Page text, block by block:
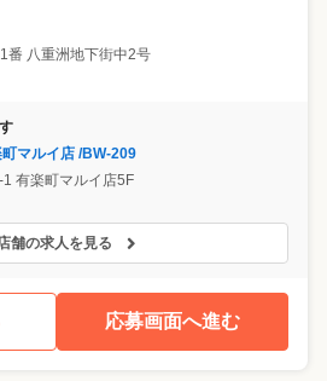
番 八重洲地下街中2号
マルイ店 /BW-209
有楽町マルイ店5F
舗の求人を見る
応募画面へ進む